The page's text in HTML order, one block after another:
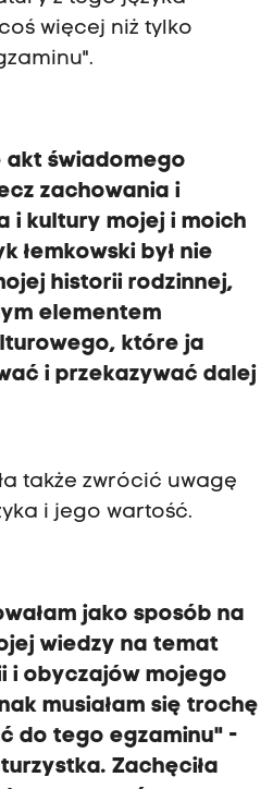
więcej niż tylko
akt świadomego
zachowania i
i kultury mojej i moich
łemkowski był nie
historii rodzinnej,
elementem
które ja
i przekazywać dalej
także zwrócić uwagę
i jego wartość.
jako sposób na
wiedzy na temat
i obyczajów mojego
musiałam się trochę
do tego egzaminu" -
Zachęciła